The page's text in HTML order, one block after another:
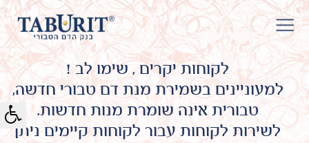
לקוחות יקרים , שימו לב !
למעוניינים בשמירת מנת דם טבורי חדשה,
טבורית אינה שומרת מנות חדשות.
לשירות לקוחות עבור לקוחות קיימים ניתן